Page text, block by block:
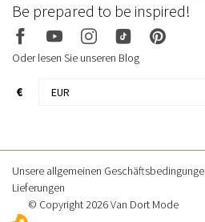
Be prepared to be inspired!
Oder lesen Sie unseren Blog
€
Unsere allgemeinen
Lieferungen
© Copyright 2026 Van Dort Mode